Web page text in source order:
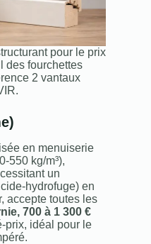
pour le prix
des fourchettes
2 vantaux
en menuiserie
550 kg/m³),
un
hydrofuge) en
accepte toutes les
700 à 1 300 €
prix, idéal pour le